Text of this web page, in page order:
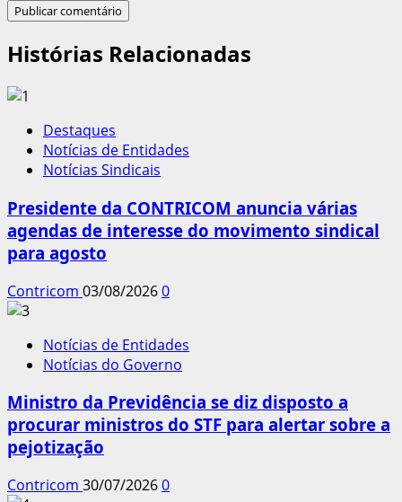
Histórias Relacionadas
Destaques
Notícias de Entidades
Notícias Sindicais
Presidente da CONTRICOM anuncia várias
agendas de interesse do movimento sindical
para agosto
Contricom 03/08/20260
Notícias de Entidades
Notícias do Governo
Ministro da Previdência se diz disposto a
procurar ministros do STF para alertar sobre a
pejotização
Contricom 30/07/20260